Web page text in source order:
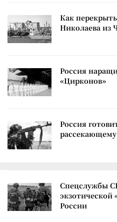
Как
Николаева из
Россия
«Цирконов»
Россия
Спецслужбы
экзотической
России